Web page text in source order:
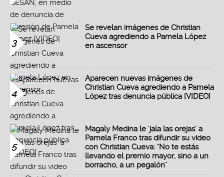
3
Se revelan imágenes de Christian
Cueva agrediendo a Pamela López
en ascensor
4
Aparecen nuevas imágenes de
Christian Cueva agrediendo a Pamela
López tras denuncia pública [VIDEO]
5
Magaly Medina le 'jala las orejas' a
Pamela Franco tras difundir su video
con Christian Cueva: "No te estás
llevando el premio mayor, sino a un
borracho, a un pegalón"